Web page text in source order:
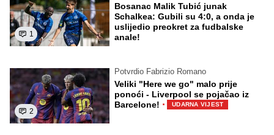
1
Bosanac Malik Tubić junak
Schalkea: Gubili su 4:0, a onda je
uslijedio preokret za fudbalske
anale!
2
Potvrdio Fabrizio Romano
Veliki "Here we go" malo prije
ponoći - Liverpool se pojačao iz
Barcelone! · UDARNA VIJEST